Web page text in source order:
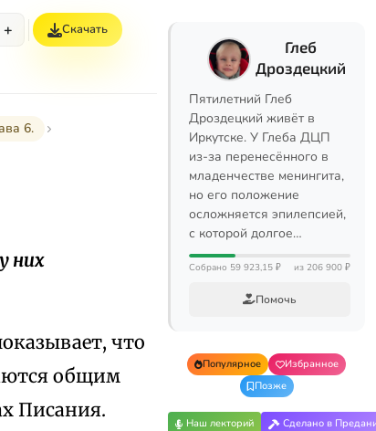
+ Скачать
6.
них
что
общим
Писания.
Глеб
Дроздецкий
Пятилетний Глеб
Дроздецкий живёт в
Иркутске. У Глеба ДЦП
из-за перенесённого в
младенчестве менингита,
но его положение
осложняется эпилепсией,
с которой долгое…
Собрано 59 923,15 ₽ из 206 900 ₽
Помочь
Популярное
Избранное
Позже
Наш лекторий Сделано в